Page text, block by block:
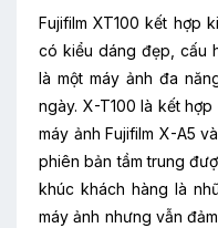
Fujifilm XT100 kết hợp
có kiểu dáng đẹp, cấu
là một máy ảnh đa
ngày. X-T100 là kết
máy ảnh Fujifilm X-A5
phiên bản tầm trung
khúc khách hàng là
máy ảnh nhưng vẫn